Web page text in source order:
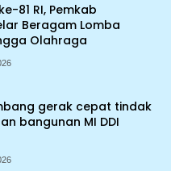
81 RI, Pemkab
Beragam Lomba
Olahraga
gerak cepat tindak
bangunan MI DDI